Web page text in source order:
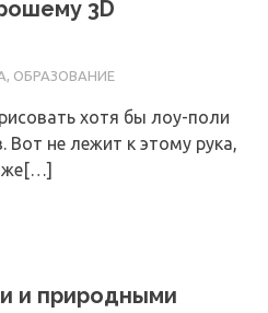
3D
ОБРАЗОВАНИЕ
хотя бы лоу-поли
не лежит к этому рука,
и природными